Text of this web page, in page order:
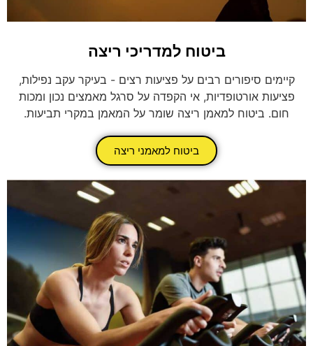
ביטוח למדריכי ריצה
קיימים סיפורים רבים על פציעות רצים - בעיקר עקב נפילות,
פציעות אורטופדיות, אי הקפדה על סרגל מאמצים נכון ומכות
חום. ביטוח למאמן ריצה שומר על המאמן במקרי תביעות.
ביטוח למאמני ריצה